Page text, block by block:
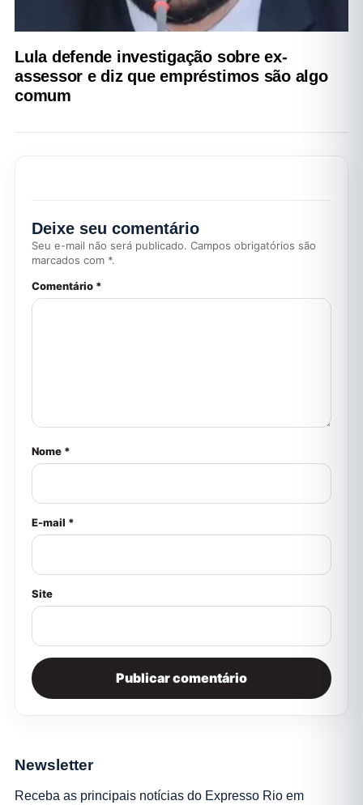
Lula defende investigação sobre ex-
assessor e diz que empréstimos são algo
comum
Deixe seu comentário
Seu e-mail não será publicado. Campos obrigatórios são
marcados com *.
Comentário *
Nome *
E-mail *
Site
Newsletter
Receba as principais notícias do Expresso Rio em